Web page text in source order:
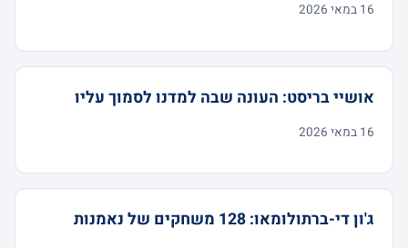
16 במאי 2026
אושיי בריסט: העונה שבה למדנו לסמוך עליו
16 במאי 2026
ג'ון די-ברתולומאו: 128 משחקים של נאמנות